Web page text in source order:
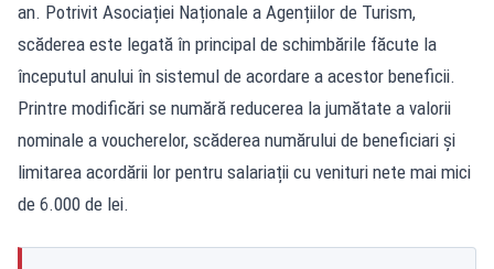
an. Potrivit Asociației Naționale a Agențiilor de Turism,
scăderea este legată în principal de schimbările făcute la
începutul anului în sistemul de acordare a acestor beneficii.
Printre modificări se numără reducerea la jumătate a valorii
nominale a voucherelor, scăderea numărului de beneficiari și
limitarea acordării lor pentru salariații cu venituri nete mai mici
de 6.000 de lei.